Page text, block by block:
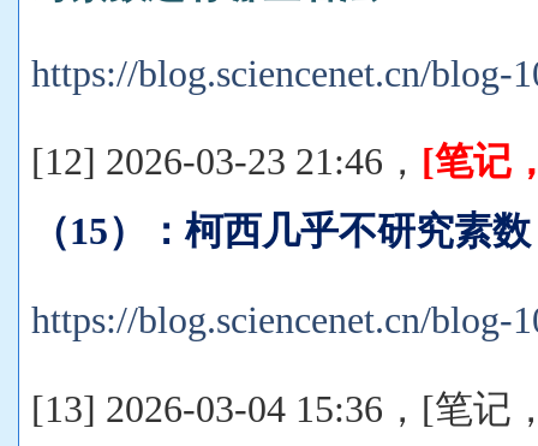
https://blog.sciencenet.cn/blog-
[12] 2026-03-23 21:46， [笔记
（15）：柯西几乎不研究素
https://blog.sciencenet.cn/blog-
[13] 2026-03-04 15:36，[笔